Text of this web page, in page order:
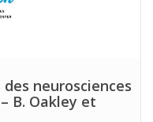
neurosciences
B. Oakley et